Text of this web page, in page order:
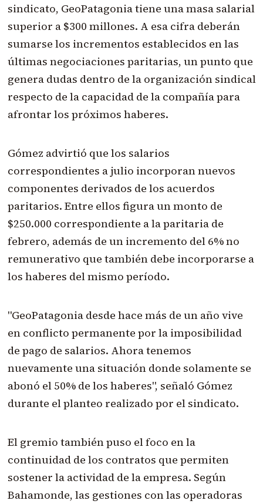
sindicato, GeoPatagonia tiene una masa salarial
superior a $300 millones. A esa cifra deberán
sumarse los incrementos establecidos en las
últimas negociaciones paritarias, un punto que
genera dudas dentro de la organización sindical
respecto de la capacidad de la compañía para
afrontar los próximos haberes.
Gómez advirtió que los salarios
correspondientes a julio incorporan nuevos
componentes derivados de los acuerdos
paritarios. Entre ellos figura un monto de
$250.000 correspondiente a la paritaria de
febrero, además de un incremento del 6% no
remunerativo que también debe incorporarse a
los haberes del mismo período.
"GeoPatagonia desde hace más de un año vive
en conflicto permanente por la imposibilidad
de pago de salarios. Ahora tenemos
nuevamente una situación donde solamente se
abonó el 50% de los haberes", señaló Gómez
durante el planteo realizado por el sindicato.
El gremio también puso el foco en la
continuidad de los contratos que permiten
sostener la actividad de la empresa. Según
Bahamonde, las gestiones con las operadoras